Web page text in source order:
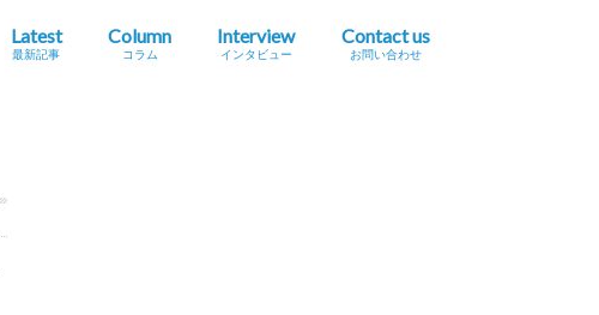
Latest
最新記事
Column
コラム
Interview
インタビュー
Contact us
お問い合わせ